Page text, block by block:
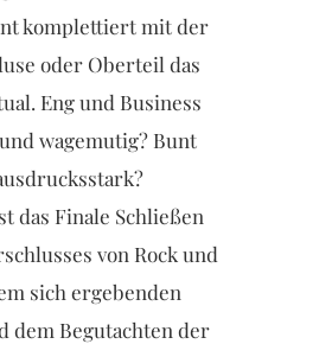
komplettiert mit der
oder Oberteil das
Eng und Business
wagemutig? Bunt
das Finale Schließen
von Rock und
sich ergebenden
dem Begutachten der